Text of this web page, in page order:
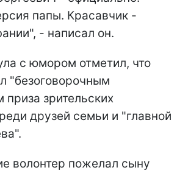
папы. Красавчик -
- написал он.
с юмором отметил, что
"безоговорочным
приза зрительских
друзей семьи и "главной
волонтер пожелал сыну